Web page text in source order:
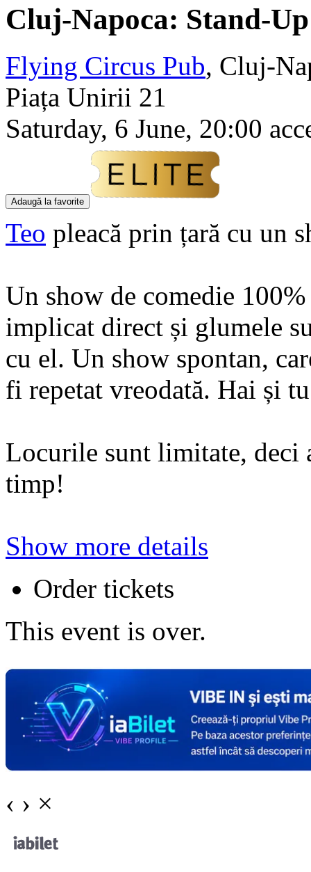
Cluj-Napoca: Stand-
Flying Circus Pub, Cluj-
Piața Unirii 21
Saturday, 6 June, 20:00
Adaugă la favorite
Teo pleacă prin țară cu un
Un show de comedie
implicat direct și glumele
cu el. Un show spontan,
fi repetat vreodată. Hai și
Locurile sunt limitate,
timp!
Show more details
Order tickets
This event is over.
‹ › ×